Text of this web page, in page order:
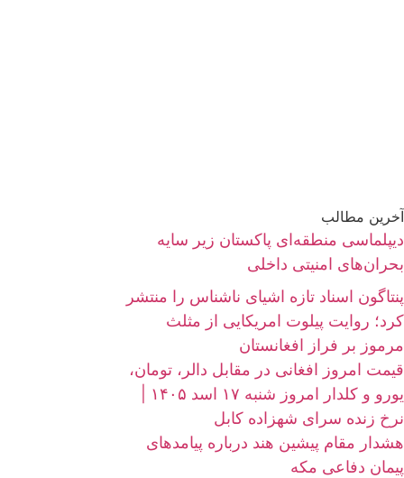
آخرین مطالب
دیپلماسی منطقه‌ای پاکستان زیر سایه
بحران‌های امنیتی داخلی
پنتاگون اسناد تازه اشیای ناشناس را منتشر
کرد؛ روایت پیلوت امریکایی از مثلث
مرموز بر فراز افغانستان
قیمت امروز افغانی در مقابل دالر، تومان،
نرخ زنده سرای شهزاده کابل
هشدار مقام پیشین هند درباره پیامدهای
پیمان دفاعی مکه